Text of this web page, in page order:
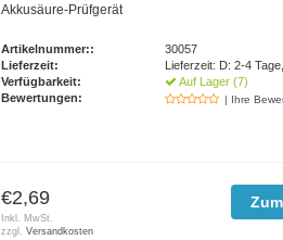
Akkusäure-Prüfgerät
Artikelnummer::
30057
Lieferzeit:
Lieferzeit: D: 2-4
Verfügbarkeit:
Auf Lager (7)
Bewertungen:
| Ihre
€2,69
Inkl. MwSt.
zzgl.Versandkosten